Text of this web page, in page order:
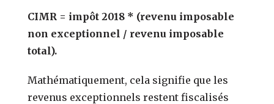
CIMR = impôt 2018 * (revenu imposable
non exceptionnel / revenu imposable
total).
Mathématiquement, cela signifie que les
revenus exceptionnels restent fiscalisés